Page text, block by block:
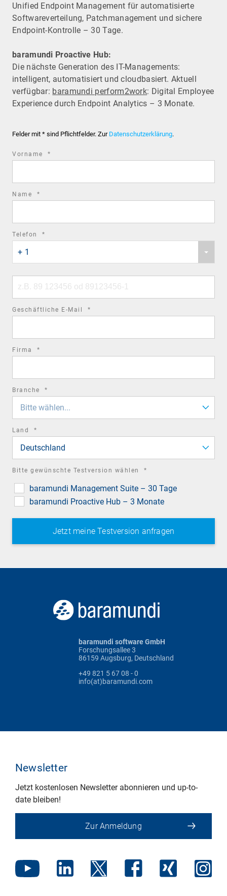
Unified Endpoint Management für automatisierte
Software­verteilung, Patchmanagement und sichere
Endpoint-Kontrolle – 30 Tage.
baramundi Proactive Hub:
Die nächste Generation des IT-Managements:
intelligent, automatisiert und cloudbasiert. Aktuell
verfügbar: baramundi perform2work: Digital Employee
Experience durch Endpoint Analytics – 3 Monate.
Felder mit * sind Pflichtfelder. Zur Datenschutzerklärung.
Vorname *
Name *
Telefon *
country
code
+ 1
number
Geschäftliche E-Mail *
Firma *
Branche *
Bitte wählen...
Land *
Deutschland
Bitte gewünschte Testversion wählen *
baramundi Management Suite – 30 Tage
baramundi Proactive Hub – 3 Monate
baramundi software GmbH
Forschungsallee 3
86159 Augsburg, Deutschland
+49 821 5 67 08 - 0
info(at)baramundi.com
Newsletter
Jetzt kostenlosen Newsletter abonnieren und up-to-
date bleiben!
Zur Anmeldung